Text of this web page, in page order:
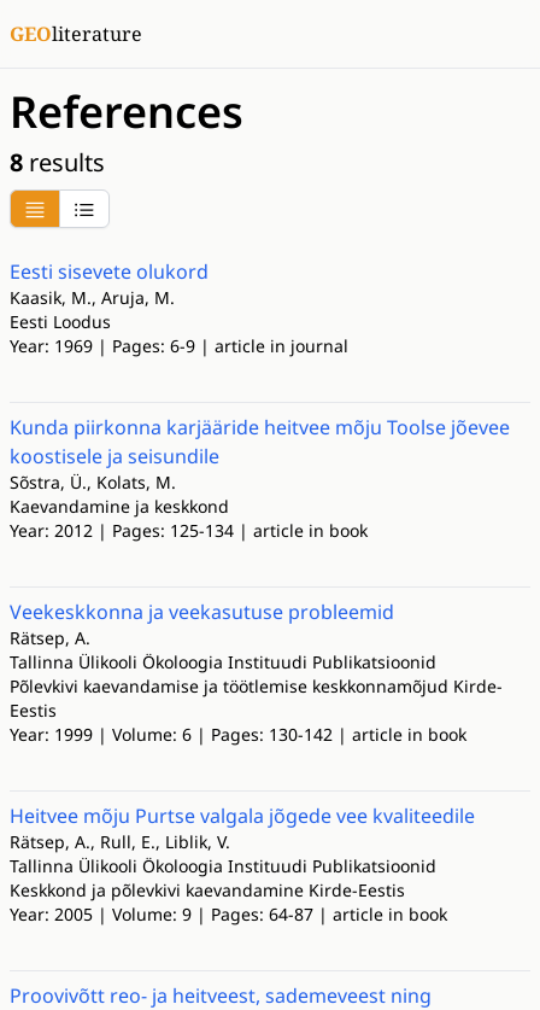
GEOliterature
References
8 results
Eesti sisevete olukord
Kaasik, M., Aruja, M.
Eesti Loodus
Year: 1969 | Pages: 6-9 | article in journal
Kunda piirkonna karjääride heitvee mõju Toolse jõevee
koostisele ja seisundile
Sõstra, Ü., Kolats, M.
Kaevandamine ja keskkond
Year: 2012 | Pages: 125-134 | article in book
Veekeskkonna ja veekasutuse probleemid
Rätsep, A.
Tallinna Ülikooli Ökoloogia Instituudi Publikatsioonid
Põlevkivi kaevandamise ja töötlemise keskkonnamõjud Kirde-
Eestis
Year: 1999 | Volume: 6 | Pages: 130-142 | article in book
Heitvee mõju Purtse valgala jõgede vee kvaliteedile
Rätsep, A., Rull, E., Liblik, V.
Tallinna Ülikooli Ökoloogia Instituudi Publikatsioonid
Keskkond ja põlevkivi kaevandamine Kirde-Eestis
Year: 2005 | Volume: 9 | Pages: 64-87 | article in book
Proovivõtt reo- ja heitveest, sademeveest ning